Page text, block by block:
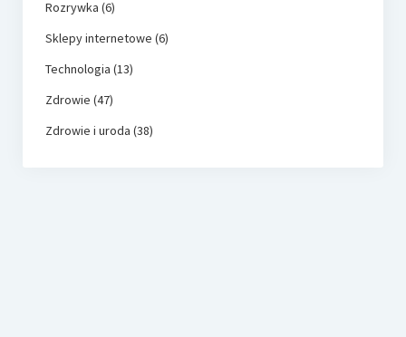
Rozrywka (6)
Sklepy internetowe (6)
Technologia (13)
Zdrowie (47)
Zdrowie i uroda (38)